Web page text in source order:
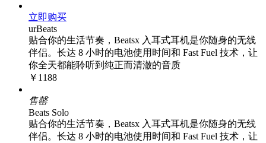
立即购买
urBeats
贴合你的生活节奏，Beatsx 入耳式耳机是你随身的无线
伴侣。长达 8 小时的电池使用时间和 Fast Fuel 技术，让
你全天都能聆听到纯正而清澈的音质
￥1188
售罄
Beats Solo
贴合你的生活节奏，Beatsx 入耳式耳机是你随身的无线
伴侣。长达 8 小时的电池使用时间和 Fast Fuel 技术，让